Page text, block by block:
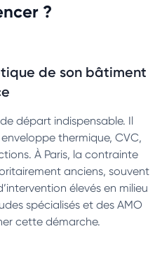
?
de son bâtiment
départ indispensable. Il
thermique, CVC,
À Paris, la contrainte
anciens, souvent
élevés en milieu
spécialisés et des AMO
cette démarche.